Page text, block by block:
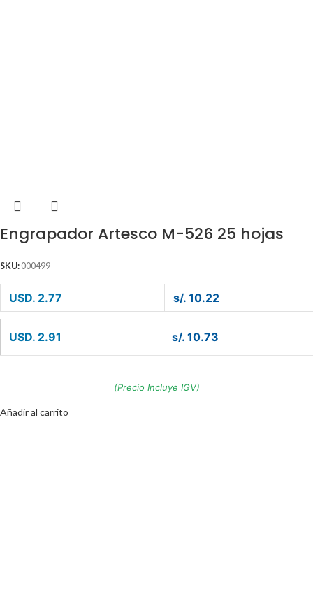
Engrapador Artesco M-526 25 hojas
SKU: 000499
USD. 2.77 s/. 10.22
USD. 2.91 s/. 10.73
(Precio Incluye IGV)
Añadir al carrito